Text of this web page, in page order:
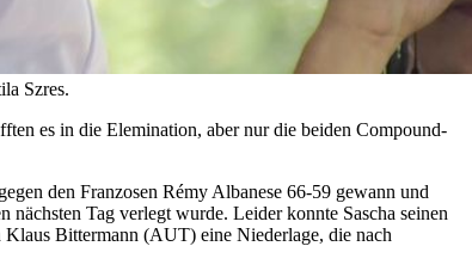
Szres.
es in die Elemination, aber nur die beiden Compound-
den Franzosen Rémy Albanese 66-59 gewann und
Tag verlegt wurde. Leider konnte Sascha seinen
Bittermann (AUT) eine Niederlage, die nach